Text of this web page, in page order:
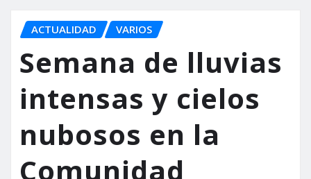
ACTUALIDAD VARIOS
Semana de lluvias
intensas y cielos
nubosos en la
Comunidad